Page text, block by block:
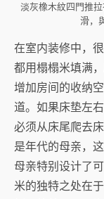
淡灰橡木紋四門推
滑，
在室内装修中，
都用榻榻米填满
增加房间的收纳
道。如果床垫左
必须从床尾爬去
是年代的母亲，
母亲特别设计了
米的独特之处在